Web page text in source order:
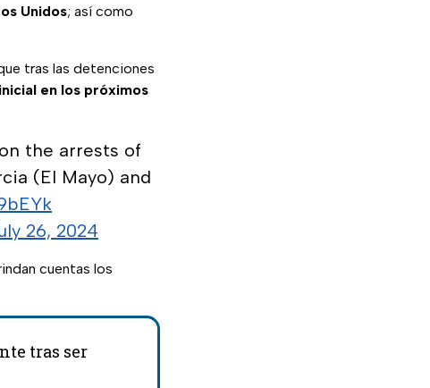
Unidos; así como
tras las detenciones
en los próximos
the arrests of
(El Mayo) and
26, 2024
cuentas los
tras ser